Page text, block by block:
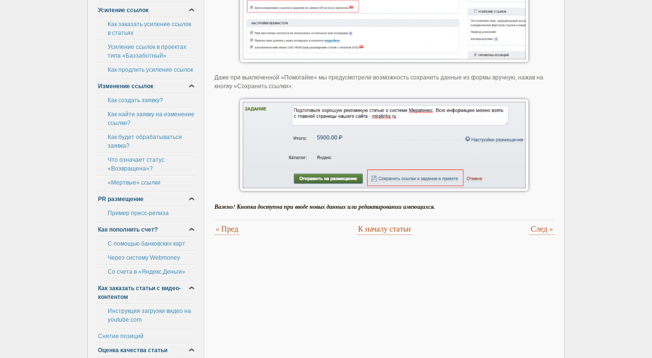
Даже при выключенной «Помогайке» мы предусмотрели возможность сохранить данные из формы вручную, нажав на
кнопку «Сохранить ссылки»:
Важно! Кнопка доступна при вводе новых данных или редактировании имеющихся.
«Пред К началу статьи След»
Усиление ссылок
Как заказать усиление ссылок
в статьях
Усиление ссылок в проектах
типа «Баззаботный»
Как продлить усиление ссылок
Изменение ссылок
Как создать заявку?
Как найти заявку на изменение
ссылки?
Как будет обрабатываться
заявка?
Что означает статус
«Возвращена»?
«Мертвые» ссылки
PR размещение
Пример пресс-релиза
Как пополнить счет?
С помощью банковских карт
Через систему Webmoney
Со счета в «Яндекс.Деньги»
Как заказать статьи с видео-
контентом
Инструкция загрузки видео на
youtube.com
Снятие позиций
Оценка качества статьи